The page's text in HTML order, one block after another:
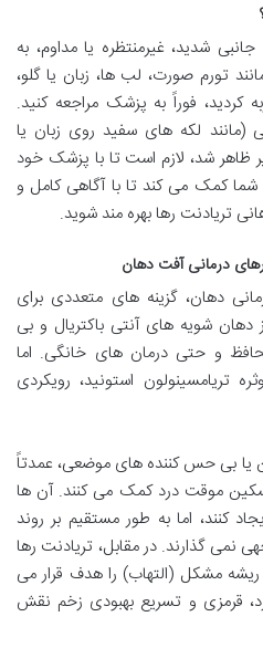
شدید، غیرمنتظره یا مداوم، به
تورم صورت، لب ها، زبان یا گلو،
کردید، فوراً به پزشک مراجعه کنید.
(مانند لکه های سفید روی زبان یا
شد، لازم است تا با پزشک خود
کمک می کند تا با آگاهی کامل و
تریادنت رها بهره مند شوید.
درمانی آفت دهان
دهان، گزینه های متعددی برای
دهان شویه های آنتی باکتریال و بی
و حتی درمان های خانگی. اما
تریامسینولون استونید، رویکردی
یا بی حس کننده های موضعی، عمدتاً
موقت درد کمک می کنند. آن ها
اما به طور مستقیم بر روند
نمی گذارند. در مقابل، تریادنت رها
مشکل (التهاب) را هدف قرار می
قرمزی و تسریع بهبودی زخم نقش